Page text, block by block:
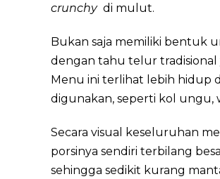
crunchy di mulut.
Bukan saja memiliki bentuk
dengan tahu telur tradisional
Menu ini terlihat lebih hidup
digunakan, seperti kol ungu,
Secara visual keseluruhan
porsinya sendiri terbilang
sehingga sedikit kurang